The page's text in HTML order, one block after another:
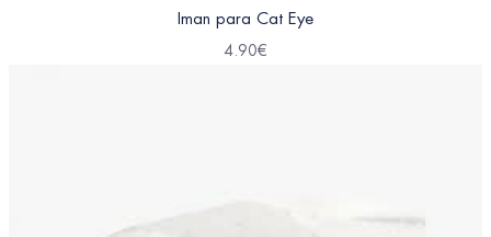
Iman para Cat Eye
4.90€